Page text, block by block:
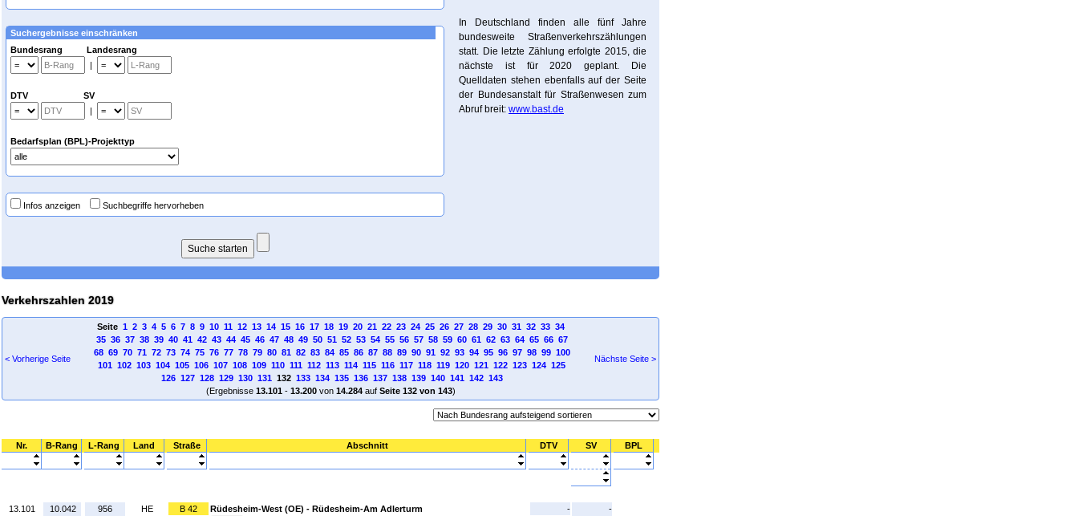
Suchergebnisse einschränken
Bundesrang Landesrang
|
DTV SV
|
Bedarfsplan (BPL)-Projekttyp
Infos anzeigen Suchbegriffe hervorheben
In Deutschland finden alle fünf Jahre
bundesweite Straßenverkehrszählungen
statt. Die letzte Zählung erfolgte 2015, die
nächste ist für 2020 geplant. Die
Quelldaten stehen ebenfalls auf der Seite
der Bundesanstalt für Straßenwesen zum
Abruf breit: www.bast.de
Verkehrszahlen 2019
< Vorherige Seite
Seite 1 2 3 4 5 6 7 8 9 10 11 12 13 14 15 16 17 18 19 20 21 22 23 24 25 26 27 28 29 30 31 32 33 34
35 36 37 38 39 40 41 42 43 44 45 46 47 48 49 50 51 52 53 54 55 56 57 58 59 60 61 62 63 64 65 66 67
68 69 70 71 72 73 74 75 76 77 78 79 80 81 82 83 84 85 86 87 88 89 90 91 92 93 94 95 96 97 98 99 100
101 102 103 104 105 106 107 108 109 110 111 112 113 114 115 116 117 118 119 120 121 122 123 124 125
126 127 128 129 130 131132 133 134 135 136 137 138 139 140 141 142 143
(Ergebnisse 13.101- 13.200von 14.284auf Seite 132 von 143)
Nächste Seite >
Nr. B-Rang L-Rang Land Straße Abschnitt DTV SV BPL
13.101 10.042 956 HE B 42
Rüdesheim-West (OE) - Rüdesheim-Am Adlerturm
-
-